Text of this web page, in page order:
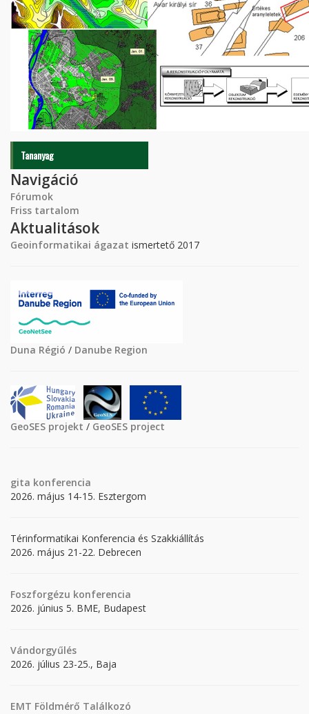
Tananyag
Navigáció
Fórumok
Friss tartalom
Aktualitások
Geoinformatikai ágazat ismertető 2017
Duna Régió / Danube Region
GeoSES projekt / GeoSES project
gita konferencia
2026. május 14-15. Esztergom
Térinformatikai Konferencia és Szakkiállítás
2026. május 21-22. Debrecen
Foszforgézu konferencia
2026. június 5. BME, Budapest
Vándorgyűlés
2026. július 23-25., Baja
EMT Földmérő Találkozó